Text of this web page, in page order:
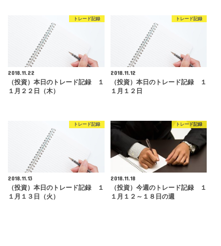
トレード記録
2018.11.22
（投資）本日のトレード記録 １
１月２２日（木）
トレード記録
2018.11.12
（投資）本日のトレード記録 １
１月１２日
トレード記録
2018.11.13
（投資）本日のトレード記録 １
１月１３日（火）
トレード記録
2018.11.18
（投資）今週のトレード記録 １
１月１２～１８日の週